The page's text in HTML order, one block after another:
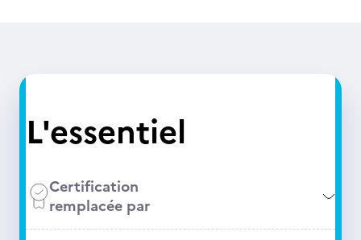
L'essentiel
Certification
remplacée par